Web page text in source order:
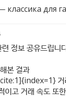
для
정보 공유드립니
본 결과
거래
이고 거래 속도 또